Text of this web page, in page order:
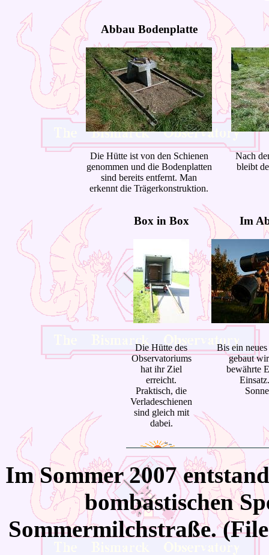
Abbau Bodenplatte
Die Hütte ist von den Schienen
genommen und die Bodenplatten
sind bereits entfernt. Man
erkennt die Trägerkonstruktion.
Nach
bleibt
Box in Box Im
Die Hütte des
Observatoriums
hat ihr Ziel
erreicht.
Praktisch, die
Verladeschienen
sind gleich mit
dabei.
Bis ein
gebaut
bewährte
ImSommer 2007
bombastischen
Sommermilchstraße.